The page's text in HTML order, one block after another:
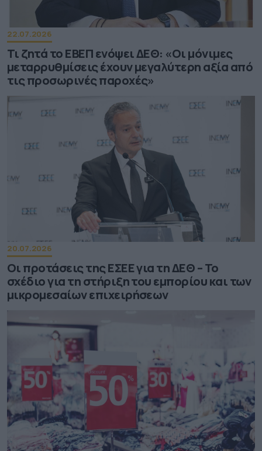
22.07.2026
Τι ζητά το ΕΒΕΠ ενόψει ΔΕΘ: «Οι μόνιμες
μεταρρυθμίσεις έχουν μεγαλύτερη αξία από
τις προσωρινές παροχές»
20.07.2026
Οι προτάσεις της ΕΣΕΕ για τη ΔΕΘ – Το
σχέδιο για τη στήριξη του εμπορίου και των
μικρομεσαίων επιχειρήσεων